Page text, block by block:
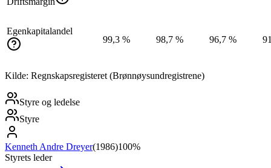
Egenkapitalandel
99,3 %
98,7 % 96,7 %
Kilde: Regnskapsregisteret (Brønnøysundregistrene)
Styre og ledelse
Styre
Kenneth Andre Dreyer(1986)100%
Styrets leder